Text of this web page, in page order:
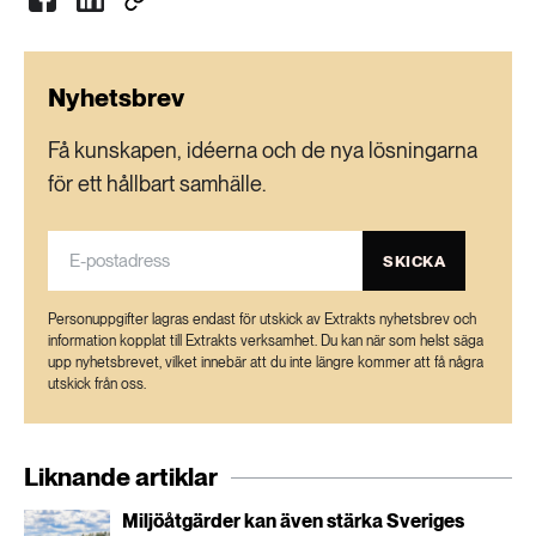
Östersjöcentrum, Göteborgs universitet och
Källa: sscspace.com(Svenska
biologiska organismer:Circalunar clocks-Old
experiments for a new era
Nyhetsbrev
Få kunskapen, idéerna och de nya lösningarna
för ett hållbart samhälle.
SKICKA
Personuppgifter lagras endast för utskick av Extrakts nyhetsbrev och
information kopplat till Extrakts verksamhet. Du kan när som helst säga
upp nyhetsbrevet, vilket innebär att du inte längre kommer att få några
utskick från oss.
Liknande artiklar
Miljöåtgärder kan även stärka Sveriges